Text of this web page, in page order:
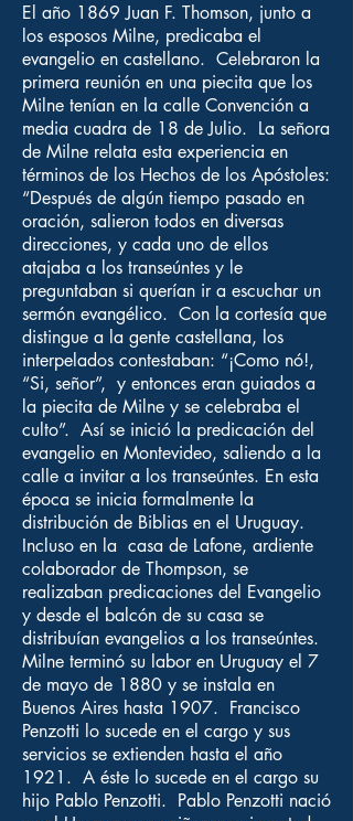
El año 1869 Juan F. Thomson, junto a
los esposos Milne, predicaba el
evangelio en castellano. Celebraron la
primera reunión en una piecita que los
Milne tenían en la calle Convención a
media cuadra de 18 de Julio. La señora
de Milne relata esta experiencia en
términos de los Hechos de los Apóstoles:
“Después de algún tiempo pasado en
oración, salieron todos en diversas
direcciones, y cada uno de ellos
atajaba a los transeúntes y le
preguntaban si querían ir a escuchar un
sermón evangélico. Con la cortesía que
distingue a la gente castellana, los
interpelados contestaban: “¡Como nó!,
“Si, señor”, y entonces eran guiados a
la piecita de Milne y se celebraba el
culto”. Así se inició la predicación del
evangelio en Montevideo, saliendo a la
calle a invitar a los transeúntes. En esta
época se inicia formalmente la
distribución de Biblias en el Uruguay.
Incluso en la casa de Lafone, ardiente
colaborador de Thompson, se
realizaban predicaciones del Evangelio
y desde el balcón de su casa se
distribuían evangelios a los transeúntes.
Milne terminó su labor en Uruguay el 7
de mayo de 1880 y se instala en
Buenos Aires hasta 1907. Francisco
Penzotti lo sucede en el cargo y sus
servicios se extienden hasta el año
1921. A éste lo sucede en el cargo su
hijo Pablo Penzotti. Pablo Penzotti nació